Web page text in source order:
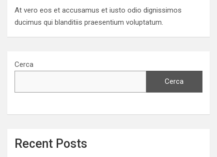
At vero eos et accusamus et iusto odio dignissimos
ducimus qui blanditiis praesentium voluptatum.
Cerca
Cerca
Recent Posts